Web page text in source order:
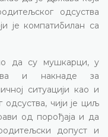
одсуства
је компатибилан са
да су мушкарци, у
и накнаде за
ситуацији као и
чији је циљ
од порођаја и да
допуст и